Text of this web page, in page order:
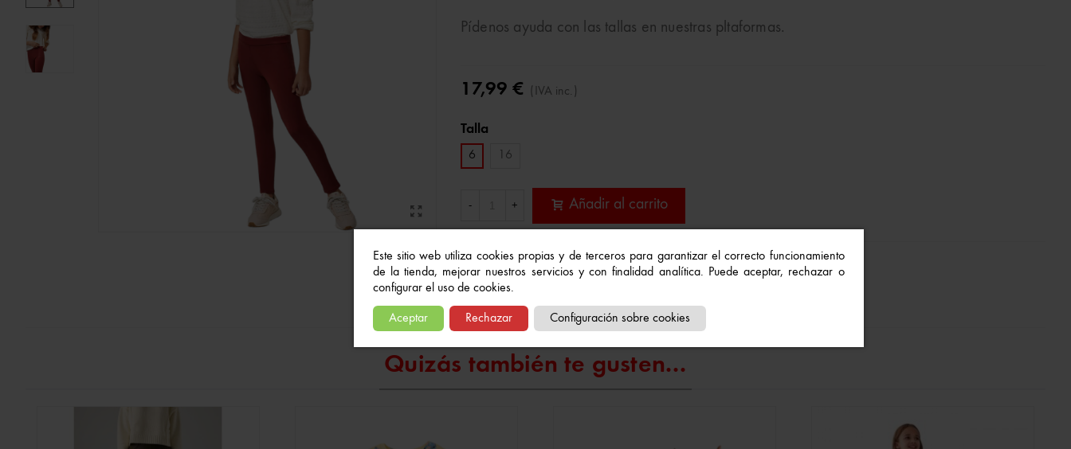
Este sitio web utiliza cookies propias y de terceros para garantizar el correcto funcionamiento
de la tienda, mejorar nuestros servicios y con finalidad analítica. Puede aceptar, rechazar o
configurar el uso de cookies.
Aceptar Rechazar Configuración sobre cookies
Pídenos ayuda con las tallas en nuestras pltaformas.
17,99 € (IVA inc.)
Talla
6 16
- + Añadir al carrito
Referencia: 8434506751227
A Lista De Deseos
Quizás también te gusten...